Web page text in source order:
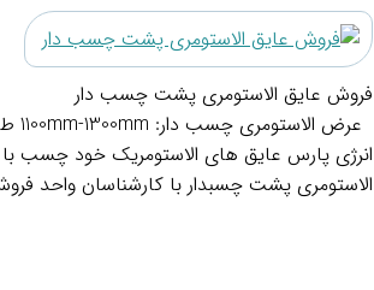
فروش عایق الاستومری پشت چسب دار
انرژی پارس عایق های الاستومریک خود چسب
الاستومری پشت چسبدار با کارشناسان واحد